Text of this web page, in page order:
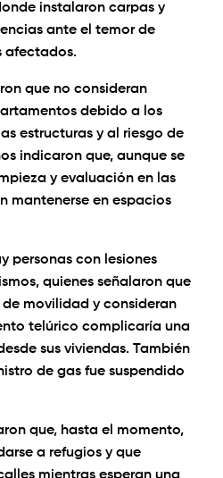
instalaron carpas y
ante el temor de
afectados.
que no consideran
debido a los
estructuras y al riesgo de
indicaron que, aunque se
y evaluación en las
mantenerse en espacios
personas con lesiones
quienes señalaron que
movilidad y consideran
telúrico complicaría una
sus viviendas. También
de gas fue suspendido
que, hasta el momento,
a refugios y que